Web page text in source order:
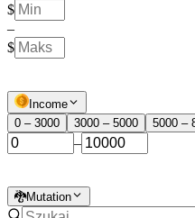
$
–
$
Income
0 – 3000
3000 – 5000 5000 –
–
🐉Mutation